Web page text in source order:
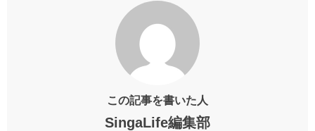
この記事を書いた人
SingaLife編集部